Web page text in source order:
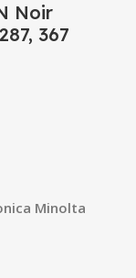
Noir
367
Minolta